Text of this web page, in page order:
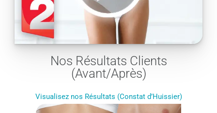
Nos Résultats Clients
(Avant/Après)
Visualisez nos Résultats (Constat d’Huissier)